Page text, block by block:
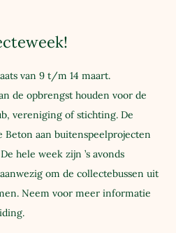
van 9 t/m 14 maart.
de opbrengst houden voor de
vereniging of stichting. De
Beton aan buitenspeelprojecten
hele week zijn ’s avonds
om de collectebussen uit
Neem voor meer informatie